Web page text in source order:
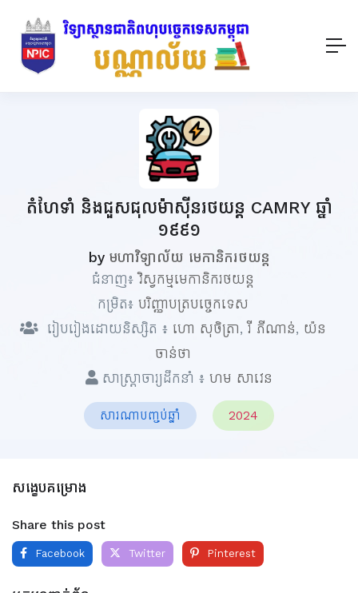
តំហែទាំ និងជួសជុលម៉ាស៊ីនរថយន្ត CAMRY ឆ្នាំ
១៩៩១
by មហាវិទ្យាល័យ មេកានិករថយន្ត
ជំនាញ៖វិស្វកម្មមេកានិករថយន្ត
កម្រិត៖ បរិញ្ញាបត្របច្ចេកទេស
រៀបរៀងដោយនិស្សិត ៖ ហោ សុចិត្រា,រី ភីណាន់, យ៉ន
ចាន់ថា
សាស្ត្រាចារ្យដឹកនាំ ៖ ហម សាវេន
សារណាបញ្ចប់ឆ្នាំ 2024
សង្ខេបគម្រោង
Share this post
Facebook Twitter Pinterest